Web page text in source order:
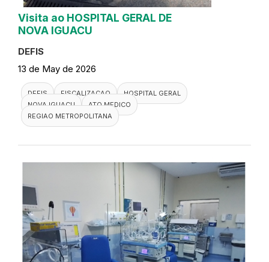
Visita ao HOSPITAL GERAL DE
NOVA IGUACU
DEFIS
13 de May de 2026
DEFIS FISCALIZACAO
HOSPITAL GERAL
NOVA IGUACU
ATO MEDICO
REGIAO METROPOLITANA